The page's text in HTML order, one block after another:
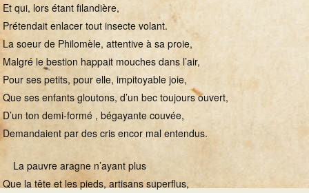
Et qui, lors étant filandière,
Prétendait enlacer tout insecte volant.
La soeur de Philomèle, attentive à sa proie,
Malgré le bestion happait mouches dans l’air,
Pour ses petits, pour elle, impitoyable joie,
Que ses enfants gloutons, d’un bec toujours ouvert,
D’un ton demi-formé , bégayante couvée,
Demandaient par des cris encor mal entendus.
La pauvre aragne n’ayant plus
Que la tête et les pieds, artisans superflus,